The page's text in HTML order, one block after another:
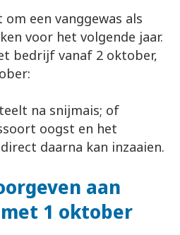
een vanggewas als
voor het volgende jaar.
bedrijf vanaf 2 oktober,
na snijmais; of
oogst en het
daarna kan inzaaien.
aan
1 oktober